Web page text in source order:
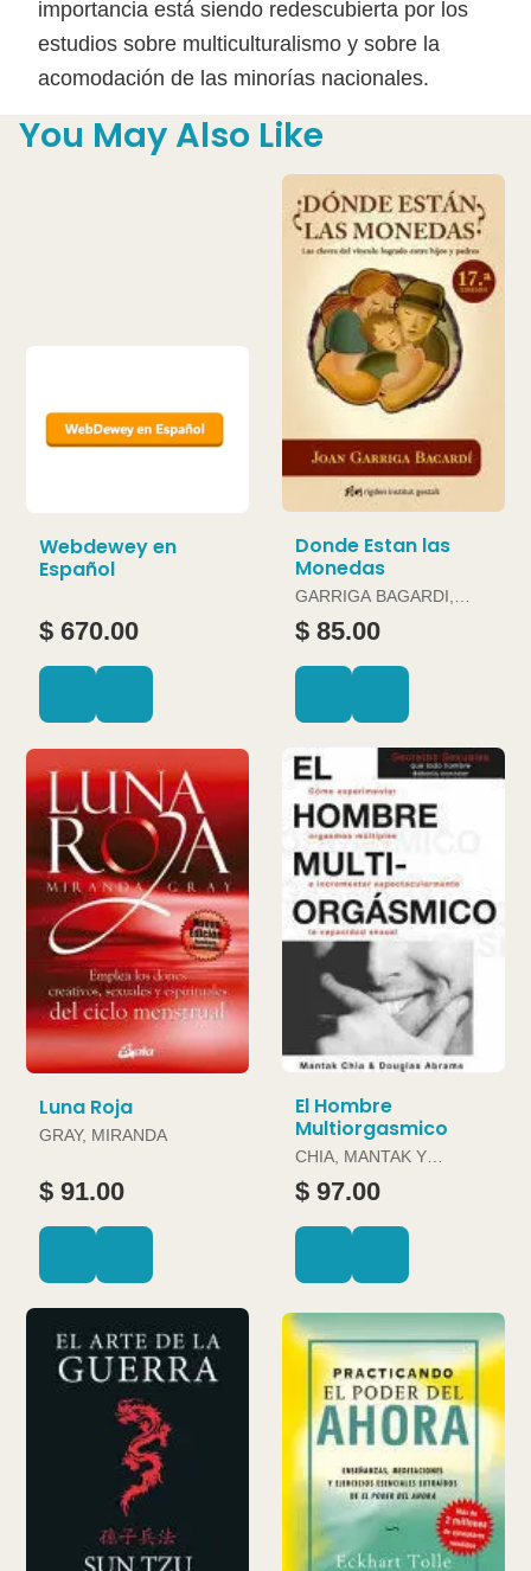
importancia está siendo redescubierta por los
estudios sobre multiculturalismo y sobre la
acomodación de las minorías nacionales.
You May Also Like
Webdewey en
Español
$ 670.00
Donde Estan las
Monedas
GARRIGA BAGARDI,
JOAN
$ 85.00
Luna Roja
GRAY, MIRANDA
$ 91.00
El Hombre
Multiorgasmico
CHIA, MANTAK Y
DOUGLAS ABRAMS
$ 97.00